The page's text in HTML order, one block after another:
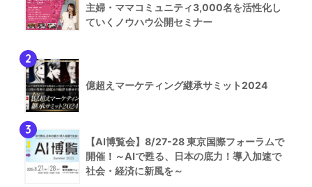
主婦・ママコミュニティ3,000名を活性化し
ていくノウハウ公開セミナー
2
億超えマーケティング継承サミット2024
3
【AI博覧会】8/27-28 東京国際フォーラムで
開催！～AIで甦る、日本の底力！導入加速で
社会・経済に新風を～